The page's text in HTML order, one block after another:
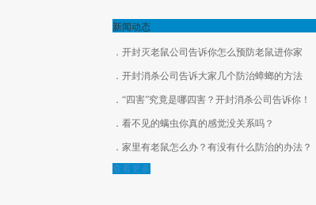
新闻动态
开封灭老鼠公司告诉你怎么预防老鼠进你家
开封消杀公司告诉大家几个防治蟑螂的方法
“四害”究竟是哪四害？开封消杀公司告诉你！
看不见的螨虫你真的感觉没关系吗？
家里有老鼠怎么办？有没有什么防治的办法？
查看更多